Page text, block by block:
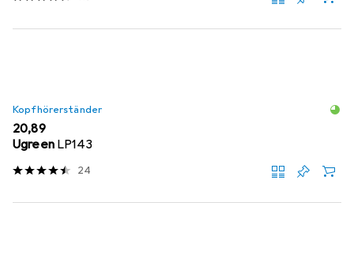
Kopfhörerständer
EUR
20,89
Ugreen LP143
24